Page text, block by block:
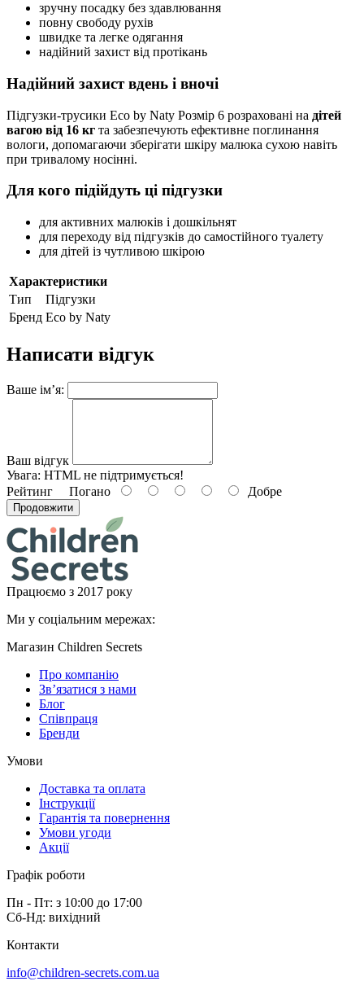
зручну посадку без здавлювання
повну свободу рухів
швидке та легке одягання
надійний захист від протікань
Надійний захист вдень і вночі
Підгузки-трусики Eco by Naty Розмір 6 розраховані на дітей
вагою від 16 кг та забезпечують ефективне поглинання
вологи, допомагаючи зберігати шкіру малюка сухою навіть
при тривалому носінні.
Для кого підійдуть ці підгузки
для активних малюків і дошкільнят
для переходу від підгузків до самостійного туалету
для дітей із чутливою шкірою
Характеристики
Тип
Підгузки
Бренд Eco by Naty
Написати відгук
Ваше ім’я:
Ваш відгук
Увага: HTML не підтримується!
Рейтинг Погано Добре
Продовжити
Працюємо з 2017 року
Ми у соціальним мережах:
Магазин Children Secrets
Про компанію
Зв’язатися з нами
Блог
Співпраця
Бренди
Умови
Доставка та оплата
Інструкції
Гарантія та повернення
Умови угоди
Акції
Графік роботи
Пн - Пт: з 10:00 до 17:00
Сб-Нд: вихідний
Контакти
info@children-secrets.com.ua